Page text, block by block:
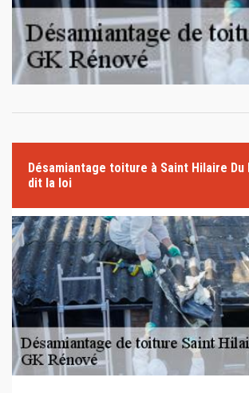
Désamiantage toiture à Saint Hilaire Du
dit la loi